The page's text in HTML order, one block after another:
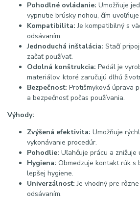
Pohodlné ovládanie: Umožňuje
vypnutie brúsky nohou, čím
Kompatibilita: Je kompatibilný s
odsávaním.
Jednoduchá inštalácia: Stačí
začať používať.
Odolná konštrukcia: Pedál je
materiálov, ktoré zaručujú dlhú
Bezpečnosť: Protišmyková úprava
a bezpečnosť počas používania.
Výhody:
Zvýšená efektivita: Umožňuje
vykonávanie procedúr.
Pohodlie: Uľahčuje prácu a znižuje
Hygiena: Obmedzuje kontakt rúk s
lepšej hygiene.
Univerzálnosť: Je vhodný pre
odsávaním.